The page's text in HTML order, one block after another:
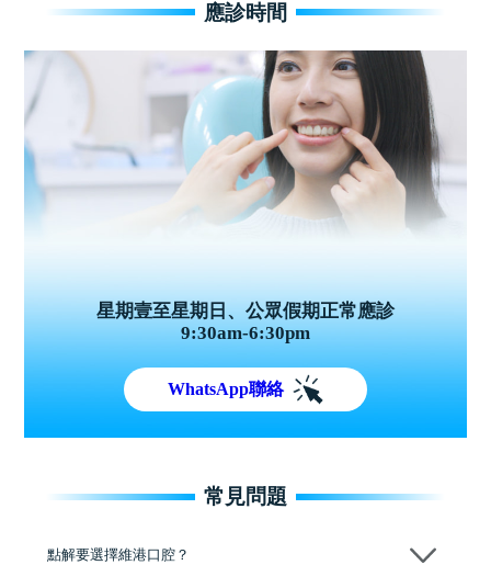
應診時間
星期壹至星期日、公眾假期正常應診
9:30am-6:30pm
WhatsApp聯絡
常見問題
點解要選擇維港口腔？